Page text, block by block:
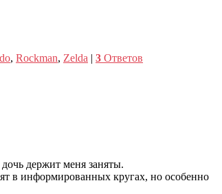
, Rockman, Zelda | 3 Ответов
держит меня заняты.
в информированных кругах, но особенно